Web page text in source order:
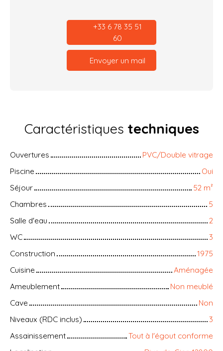
+33 6 78 35 51
60
Envoyer un mail
Caractéristiques techniques
Ouvertures
PVC/Double vitrage
Piscine
Oui
Séjour
52 m²
Chambres
5
Salle d'eau
2
WC
3
Construction
1975
Cuisine
Aménagée
Ameublement
Non meublé
Cave
Non
Niveaux (RDC inclus)
3
Assainissement
Tout à l'égout conforme